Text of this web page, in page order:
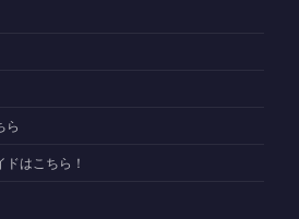
ら
はこちら！